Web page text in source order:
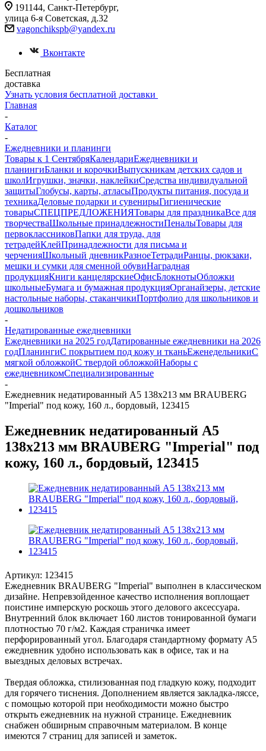
191144, Санкт-Петербург,
улица 6-я Советская, д.32
vagonchikspb@yandex.ru
Вконтакте
Бесплатная
доставка
Узнать условия бесплатной доставки
Главная
-
Каталог
-
Ежедневники и планинги
Товары к 1 СентябряКалендариЕжедневники и
планингиБланки и корочкиВыпускникам детских садов и
школИгрушки, значки, наклейкиСредства индивидуальной
защитыГлобусы, карты, атласыПродукты питания, посуда и
техникаДеловые подарки и сувенирыГигиенические
товарыСПЕЦПРЕДЛОЖЕНИЯТовары для праздникаВсе для
творчестваШкольные принадлежностиПеналыТовары для
первоклассниковПапки для труда, для
тетрадейКлейПринадлежности для письма и
черченияШкольный дневникРазноеТетрадиРанцы, рюкзаки,
мешки и сумки для сменной обувиНаградная
продукцияКниги канцелярскиеОфисБлокнотыОбложки
школьныеБумага и бумажная продукцияОрганайзеры, детские
настольные наборы, стаканчикиПортфолио для школьников и
дошкольников
-
Недатированные ежедневники
Ежедневники на 2025 годДатированные ежедневники на 2026
годПланингиС покрытием под кожу и тканьЕженедельникиС
мягкой обложкойС твердой обложкойНаборы с
ежедневникомСпециализированные
-
Ежедневник недатированный А5 138х213 мм BRAUBERG
"Imperial" под кожу, 160 л., бордовый, 123415
Ежедневник недатированный А5
138х213 мм BRAUBERG "Imperial" под
кожу, 160 л., бордовый, 123415
Артикул: 123415
Ежедневник BRAUBERG "Imperial" выполнен в классическом
дизайне. Непревзойденное качество исполнения воплощает
поистине имперскую роскошь этого делового аксессуара.
Внутренний блок включает 160 листов тонированной бумаги
плотностью 70 г/м2. Каждая страничка имеет
перфорированный угол. Благодаря стандартному формату А5
ежедневник удобно использовать как в офисе, так и на
выездных деловых встречах.
Твердая обложка, стилизованная под гладкую кожу, подходит
для горячего тиснения. Дополнением является закладка-ляссе,
с помощью которой при необходимости можно быстро
открыть ежедневник на нужной странице. Ежедневник
снабжен обширным справочным материалом. В конце
имеются 7 страниц для записей и заметок.